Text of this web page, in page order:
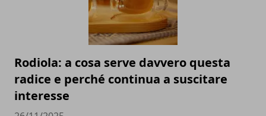
Rodiola: a cosa serve davvero questa
radice e perché continua a suscitare
interesse